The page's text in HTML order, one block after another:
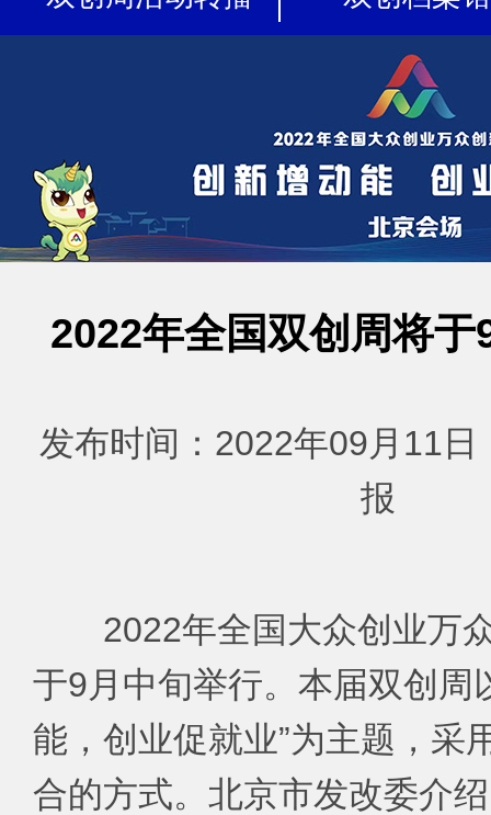
2022年全国双创周将于
发布时间：2022年09月11
报
2022年全国大众创业万
于9月中旬举行。本届双创周
能，创业促就业”为主题，采
合的方式。北京市发改委介